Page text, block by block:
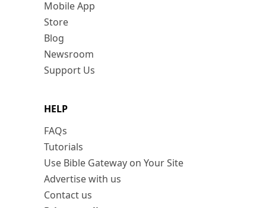
Mobile App
Store
Blog
Newsroom
Support Us
HELP
FAQs
Tutorials
Use Bible Gateway on Your Site
Advertise with us
Contact us